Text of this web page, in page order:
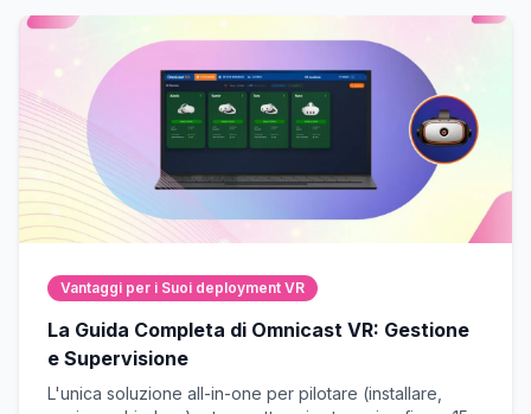
Vantaggi per i Suoi deployment VR
La Guida Completa di Omnicast VR: Gestione
e Supervisione
L'unica soluzione all-in-one per pilotare (installare,